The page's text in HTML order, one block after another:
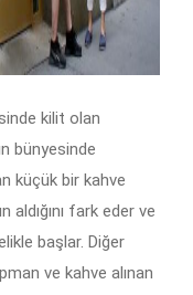
kilit olan
bünyesinde
küçük bir kahve
aldığını fark eder ve
başlar. Diğer
ve kahve alınan